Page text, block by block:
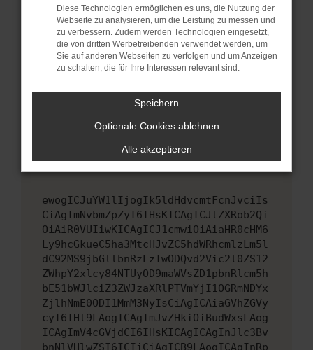
sind.
Veraltete Software birgt nicht nur ein
Sicherheitsrisiko, sondern kann auch dazu
führen, dass bestimmte Funktionen nicht mehr
unterstützt werden.
Wende dich an den Webseitenbetreiber.
Wenn du alle oben genannten Schritte versucht
hast, kontaktiere uns bitte. Wir werden
versuchen, das Problem zu beheben. Du kannst
uns diesen Text schicken, um uns bei der
ewogICJuYW1lIjogIk5ldHdvcmtFcnJvciIs
CiAgImNvbmZpZyI6IHsKICAgICJtZXRob2Qi
OiAiR0VUIiwKICAgICJ1cmwiOiAiaHR0cHM6
Ly9hcGkueC5ha3MtcHJvZC5hdWRhcmlzLm5l
dC92MS9jbGllbnRzLzIwODQvd2Vic2l0ZS12
ZWhpY2xlcy84NTUyOD9maWVsZD1pbnRlcm5h
bE51bWJlciZ3ZWJzaXRlPTVmYjI1OGRmNDYx
ZjlhNmE0ODI1MmM3NyIsCiAgICAiaGVhZGVy
cyI6IHt9LAogICAgImJvZHkiOiBudWxsLAog
ICAgImV4cGVjdCI6IHsKICAgICAgInJlc3Bv
bnNlVHlwZSI6ICIiCiAgICB9LAogICAgInRp
Diese Technologien ermöglichen es uns, die Nutzung der
Webseite zu analysieren, um die Leistung zu messen und
zu verbessern. Zudem werden Technologien eingesetzt,
die von dritten Werbetreibenden verwendet werden, um
Sie auf anderen Webseiten zu verfolgen und um Anzeigen
zu schalten, die für Ihre Interessen relevant sind.
Speichern
Optionale Cookies ablehnen
Alle akzeptieren